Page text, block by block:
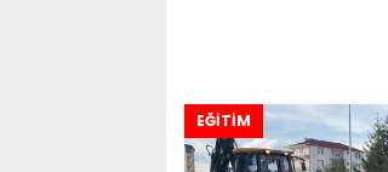
EĞİTİM